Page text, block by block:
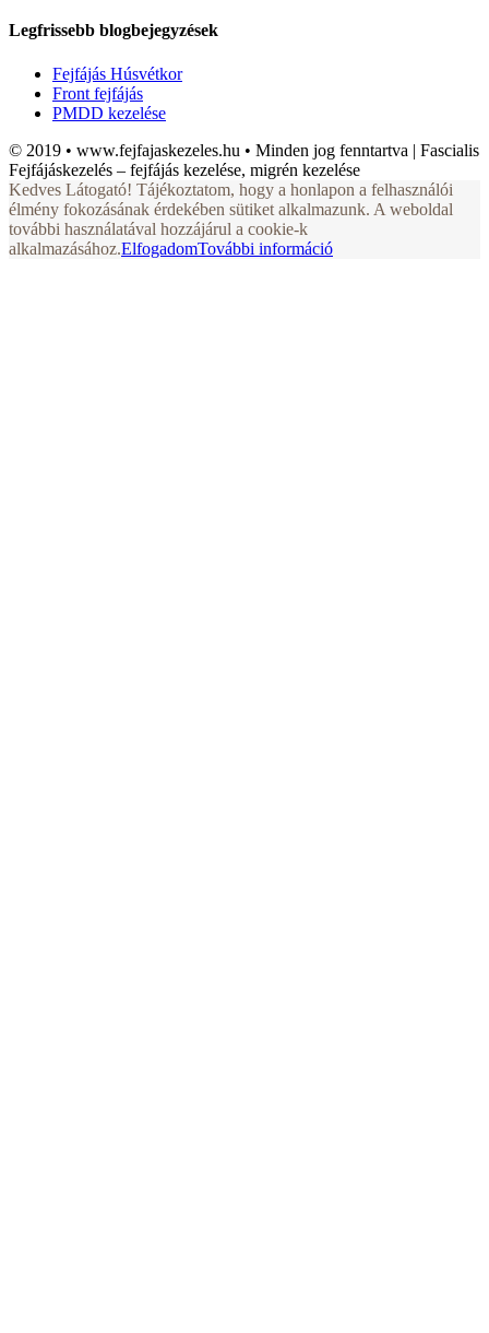
Legfrissebb blogbejegyzések
Fejfájás Húsvétkor
Front fejfájás
PMDD kezelése
© 2019 • www.fejfajaskezeles.hu • Minden jog fenntartva | Fascialis
Fejfájáskezelés – fejfájás kezelése, migrén kezelése
Kedves Látogató! Tájékoztatom, hogy a honlapon a felhasználói
élmény fokozásának érdekében sütiket alkalmazunk. A weboldal
további használatával hozzájárul a cookie-k
alkalmazásához.ElfogadomTovábbi információ